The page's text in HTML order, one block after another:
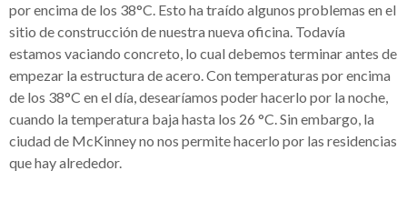
por encima de los 38°C. Esto ha traído algunos problemas en el
sitio de construcción de nuestra nueva oficina. Todavía
estamos vaciando concreto, lo cual debemos terminar antes de
empezar la estructura de acero. Con temperaturas por encima
de los 38°C en el día, desearíamos poder hacerlo por la noche,
cuando la temperatura baja hasta los 26 °C. Sin embargo, la
ciudad de McKinney no nos permite hacerlo por las residencias
que hay alrededor.